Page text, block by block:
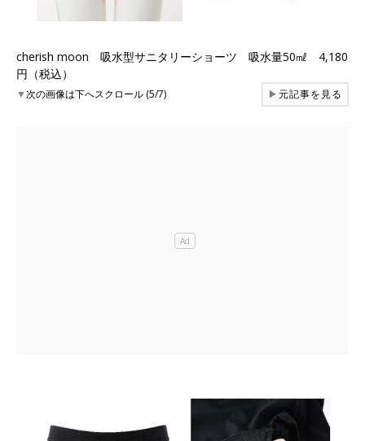
cherish moon 吸水型サニタリーショーツ 吸水量50㎖ 4,180
円（税込）
▼次の画像は下へスクロール (5/7) ▶元記事を見る